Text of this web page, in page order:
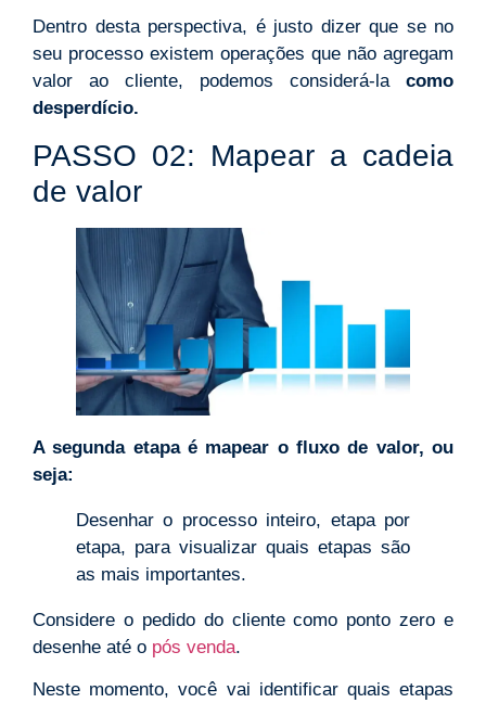
Dentro desta perspectiva, é justo dizer que se no
seu processo existem operações que não agregam
valor ao cliente, podemos considerá-la como
desperdício.
PASSO 02: Mapear a cadeia
de valor
A segunda etapa é mapear o fluxo de valor, ou
seja:
Desenhar o processo inteiro, etapa por
etapa, para visualizar quais etapas são
as mais importantes.
Considere o pedido do cliente como ponto zero e
desenhe até o pós venda.
Neste momento, você vai identificar quais etapas